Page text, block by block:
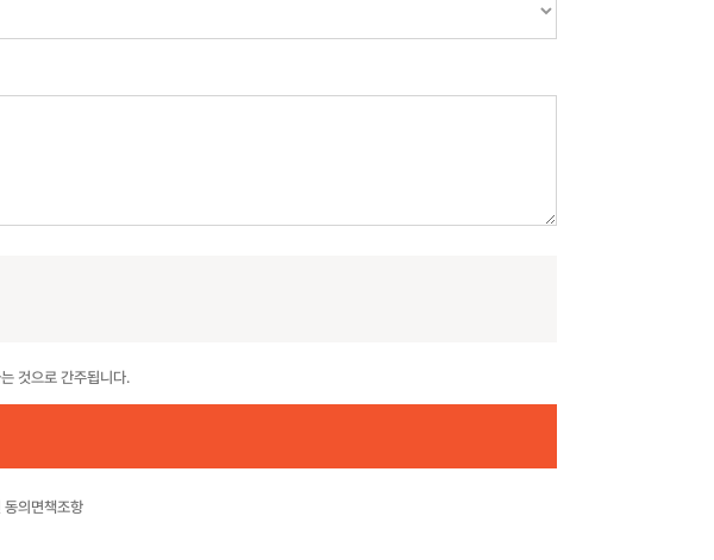
것으로 간주됩니다.
의 면책조항